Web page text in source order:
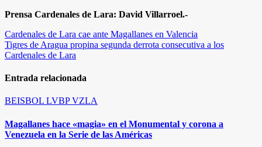
Prensa Cardenales de Lara: David Villarroel.-
Navegación
de
Cardenales de Lara cae ante Magallanes en Valencia
Tigres de Aragua propina segunda derrota consecutiva a los
Cardenales de Lara
Entrada relacionada
BEISBOL LVBPVZLA
Magallanes hace «magia» en el Monumental y corona a
Venezuela en la Serie de las Américas